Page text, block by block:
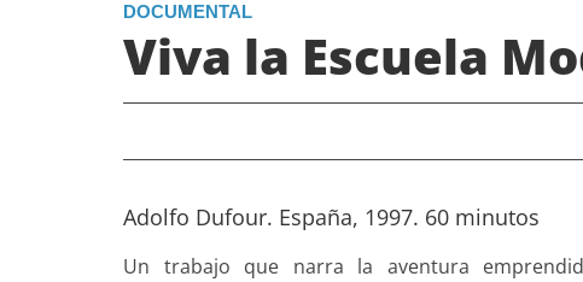
DOCUMENTAL
Viva la Escuela
Adolfo Dufour. España, 1997. 60 minutos
Un trabajo que narra la aventura